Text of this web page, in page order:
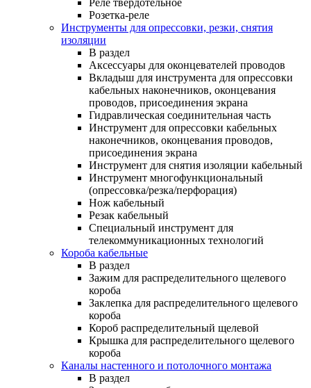
Розетка-реле
Инструменты для опрессовки, резки, снятия
изоляции
В раздел
Аксессуары для оконцевателей проводов
Вкладыш для инструмента для опрессовки
кабельных наконечников, оконцевания
проводов, присоединения экрана
Гидравлическая соединительная часть
Инструмент для опрессовки кабельных
наконечников, оконцевания проводов,
присоединения экрана
Инструмент для снятия изоляции кабельный
Инструмент многофункциональный
(опрессовка/резка/перфорация)
Нож кабельный
Резак кабельный
Специальный инструмент для
телекоммуникационных технологий
Короба кабельные
В раздел
Зажим для распределительного щелевого
короба
Заклепка для распределительного щелевого
короба
Короб распределительный щелевой
Крышка для распределительного щелевого
короба
Каналы настенного и потолочного монтажа
В раздел